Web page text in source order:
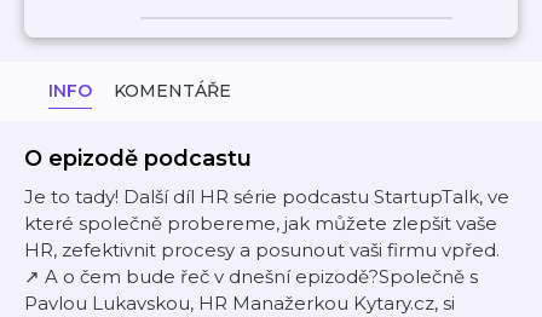
INFO KOMENTÁŘE
O epizodě podcastu
Je to tady! Další díl HR série podcastu StartupTalk, ve
které společně probereme, jak můžete zlepšit vaše
HR, zefektivnit procesy a posunout vaši firmu vpřed.
↗️ A o čem bude řeč v dnešní epizodě?Společně s
Pavlou Lukavskou, HR Manažerkou Kytary.cz, si